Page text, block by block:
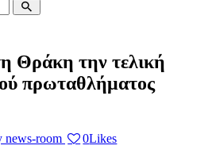
Θράκη την τελική
πρωταθλήματος
news-room 0Likes